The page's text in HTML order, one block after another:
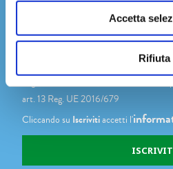
Accetta
Rifiuta
Dichiaro di avere più di 14 anni
Accetto di ricevere comunicazioni
art. 13 Reg. UE 2016/679
Cliccando su Iscrivitiaccetti l'